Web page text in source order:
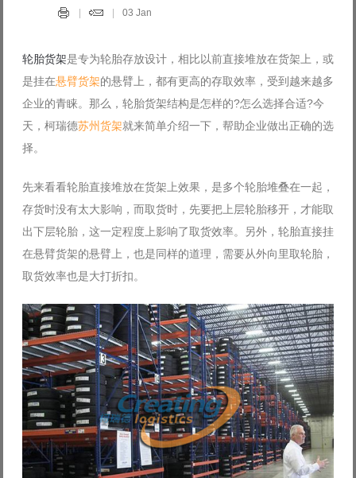
03 Jan
轮胎货架是专为轮胎存放设计，相比以前直接堆放在货架上，或
是挂在悬臂货架的悬臂上，都有更高的存取效率，受到越来越多
企业的青睐。那么，轮胎货架结构是怎样的?怎么选择合适?今
天，柯瑞德苏州货架就来简单介绍一下，帮助企业做出正确的选
择。
先来看看轮胎直接堆放在货架上效果，是多个轮胎堆叠在一起，
存货时没有太大影响，而取货时，先要把上层轮胎移开，才能取
出下层轮胎，这一定程度上影响了取货效率。另外，轮胎直接挂
在悬臂货架的悬臂上，也是同样的道理，需要从外向里取轮胎，
取货效率也是大打折扣。
Log in with Facebook
Forgot your password?
Forgot your username?